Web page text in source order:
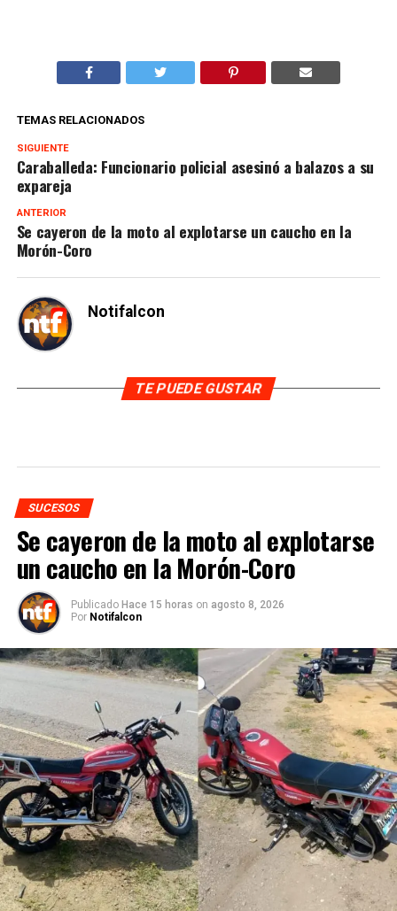
TEMAS RELACIONADOS
SIGUIENTE
Caraballeda: Funcionario policial asesinó a balazos a su
expareja
ANTERIOR
Se cayeron de la moto al explotarse un caucho en la
Morón-Coro
Notifalcon
TE PUEDE GUSTAR
SUCESOS
Se cayeron de la moto al explotarse
un caucho en la Morón-Coro
Publicado Hace 15 horas on agosto 8, 2026
Por Notifalcon